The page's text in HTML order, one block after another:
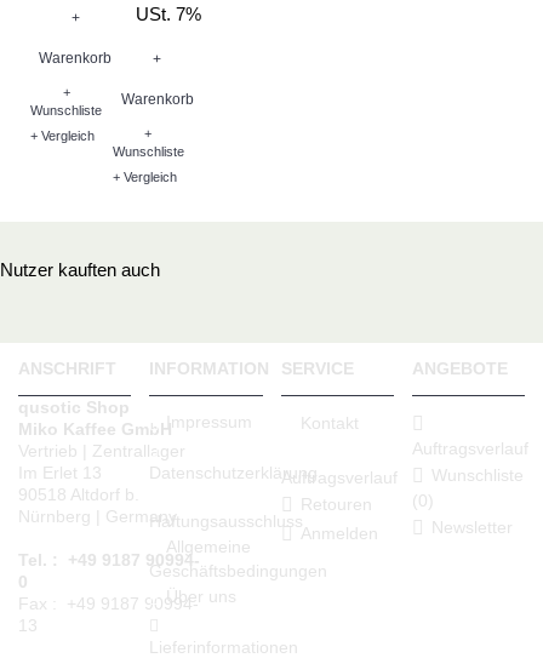
+
Warenkorb
+
Wunschliste
+ Vergleich
USt. 7%
+
Warenkorb
+
Wunschliste
+ Vergleich
Nutzer kauften auch
ANSCHRIFT
qusotic Shop
Miko Kaffee GmbH
Vertrieb | Zentrallager
Im Erlet 13
90518 Altdorf b.
Nürnberg | Germany
Tel. : +49 9187 90994-
0
Fax : +49 9187 90994-
13
INFORMATION
Impressum
Datenschutzerklärung
Haftungsausschluss
Allgemeine
Geschäftsbedingungen
Über uns
Lieferinformationen
SERVICE
Kontakt
Auftragsverlauf
Retouren
Anmelden
ANGEBOTE
Auftragsverlauf
Wunschliste
(0)
Newsletter